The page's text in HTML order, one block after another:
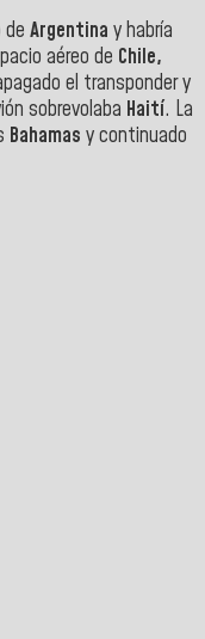
Argentina y habría
aéreo de Chile,
el transponder y
sobrevolaba Haití. La
Bahamas y continuado